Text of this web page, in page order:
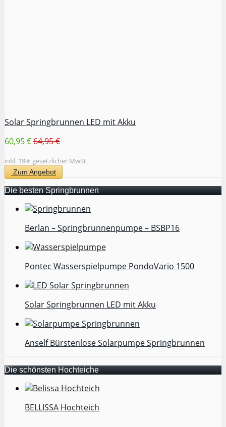
Solar Springbrunnen LED mit Akku
60,95 €64,95 €
inkl. 19% gesetzlicher MwSt.
Zum Angebot
Die besten Springbrunnen
Berlan – Springbrunnenpumpe – BSBP16
Pontec Wasserspielpumpe PondoVario 1500
Solar Springbrunnen LED mit Akku
Anself Bürstenlose Solarpumpe Springbrunnen
Die schönsten Hochteiche
BELLISSA Hochteich